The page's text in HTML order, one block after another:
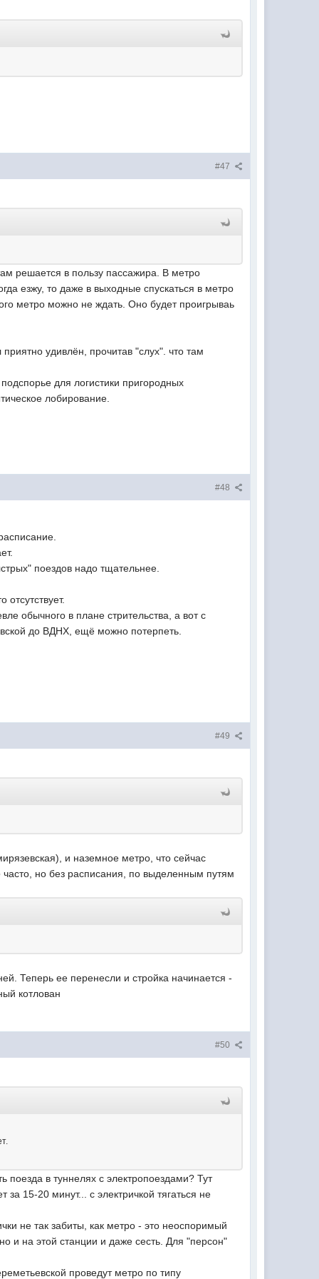
#47
решается в пользу пассажира. В метро
езжу, то даже в выходные спускаться в метро
метро можно не ждать. Оно будет проигрываь
удивлён, прочитав "слух". что там
для логистики пригородных
лобирование.
#48
поездов надо тщательнее.
обычного в плане стрительства, а вот с
до ВДНХ, ещё можно потерпеть.
#49
и наземное метро, что сейчас
но без расписания, по выделенным путям
Теперь ее перенесли и стройка начинается -
котлован
#50
в туннелях с электропоездами? Тут
15-20 минут... с электричкой тягаться не
не так забиты, как метро - это неоспоримый
и на этой станции и даже сесть. Для "персон"
проведут метро по типу